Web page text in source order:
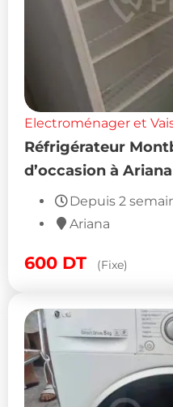
Electroménager et
Réfrigérateur
d’occasion à
Depuis 2
Ariana
600 DT (Fixe)